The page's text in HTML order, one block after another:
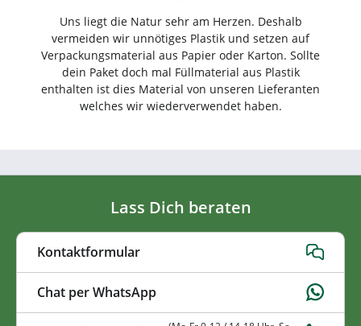
Uns liegt die Natur sehr am Herzen. Deshalb
vermeiden wir unnötiges Plastik und setzen auf
Verpackungsmaterial aus Papier oder Karton. Sollte
dein Paket doch mal Füllmaterial aus Plastik
enthalten ist dies Material von unseren Lieferanten
welches wir wiederverwendet haben.
Lass Dich beraten
Kontaktformular
Chat per WhatsApp